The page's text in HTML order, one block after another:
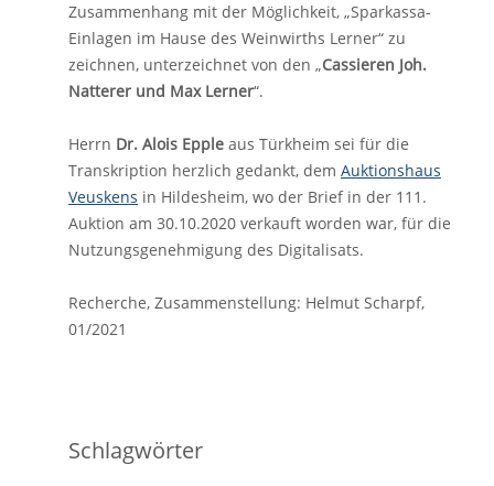
Zusammenhang mit der Möglichkeit, „Sparkassa-
Einlagen im Hause des Weinwirths Lerner“ zu
zeichnen, unterzeichnet von den „Cassieren Joh.
Natterer und Max Lerner“.
Herrn Dr. Alois Epple aus Türkheim sei für die
Transkription herzlich gedankt, dem Auktionshaus
Veuskens in Hildesheim, wo der Brief in der 111.
Auktion am 30.10.2020 verkauft worden war, für die
Nutzungsgenehmigung des Digitalisats.
Recherche, Zusammenstellung: Helmut Scharpf,
01/2021
Schlagwörter